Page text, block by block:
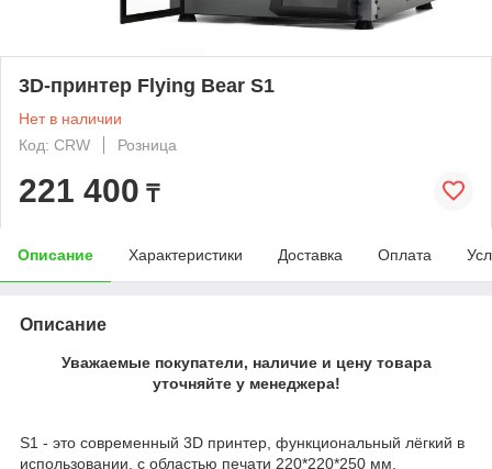
3D-принтер Flying Bear S1
Нет в наличии
Код: CRW
Розница
221 400 ₸
Описание Характеристики Доставка Оплата
Описание
Уважаемые покупатели, наличие и цену товара
уточняйте у менеджера!
S1 - это современный 3D принтер, функциональный лёгкий в
использовании, с областью печати 220*220*250 мм.